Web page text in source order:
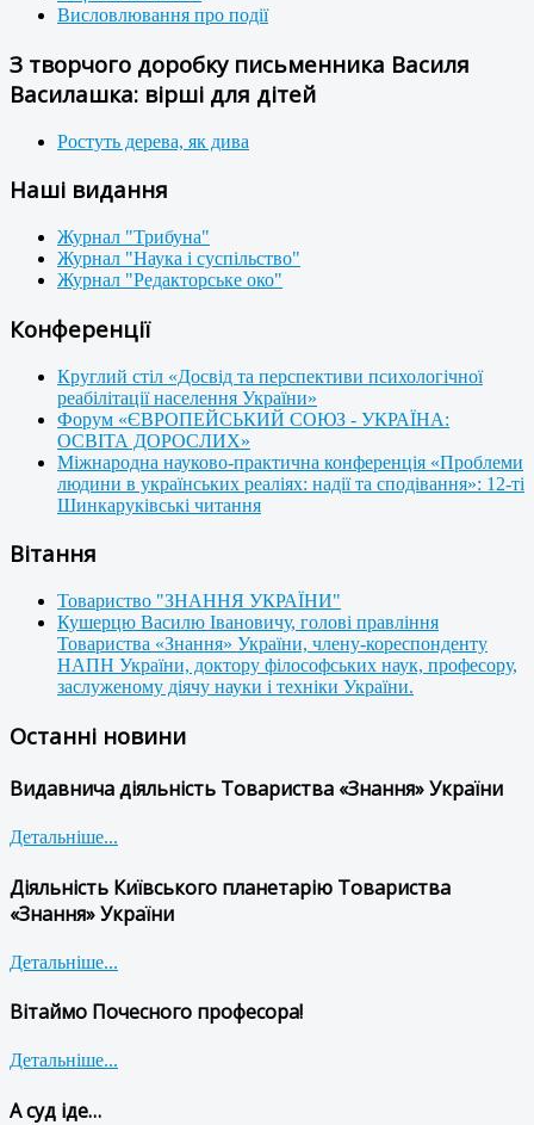
Висловлювання про події
З творчого доробку письменника Василя
Василашка: вірші для дітей
Ростуть дерева, як дива
Наші видання
Журнал "Трибуна"
Журнал "Наука і суспільство"
Журнал "Редакторське око"
Конференції
Круглий стіл «Досвід та перспективи психологічної
реабілітації населення України»
Форум «ЄВРОПЕЙСЬКИЙ СОЮЗ - УКРАЇНА:
ОСВІТА ДОРОСЛИХ»
Міжнародна науково-практична конференція «Проблеми
людини в українських реаліях: надії та сподівання»: 12-ті
Шинкаруківські читання
Вітання
Товариство "ЗНАННЯ УКРАЇНИ"
Кушерцю Василю Івановичу, голові правління
Товариства «Знання» України, члену-кореспонденту
НАПН України, доктору філософських наук, професору,
заслуженому діячу науки і техніки України.
Останні новини
Видавнича діяльність Товариства «Знання» України
Детальніше...
Діяльність Київського планетарію Товариства
«Знання» України
Детальніше...
Вітаймо Почесного професора!
Детальніше...
А суд іде…